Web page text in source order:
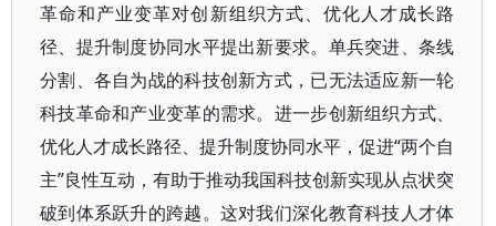
革命和产业变革对创新组织方式、优化人才成长路
径、提升制度协同水平提出新要求。单兵突进、条线
分割、各自为战的科技创新方式，已无法适应新一轮
科技革命和产业变革的需求。进一步创新组织方式、
优化人才成长路径、提升制度协同水平，促进“两个自
主”良性互动，有助于推动我国科技创新实现从点状突
破到体系跃升的跨越。这对我们深化教育科技人才体